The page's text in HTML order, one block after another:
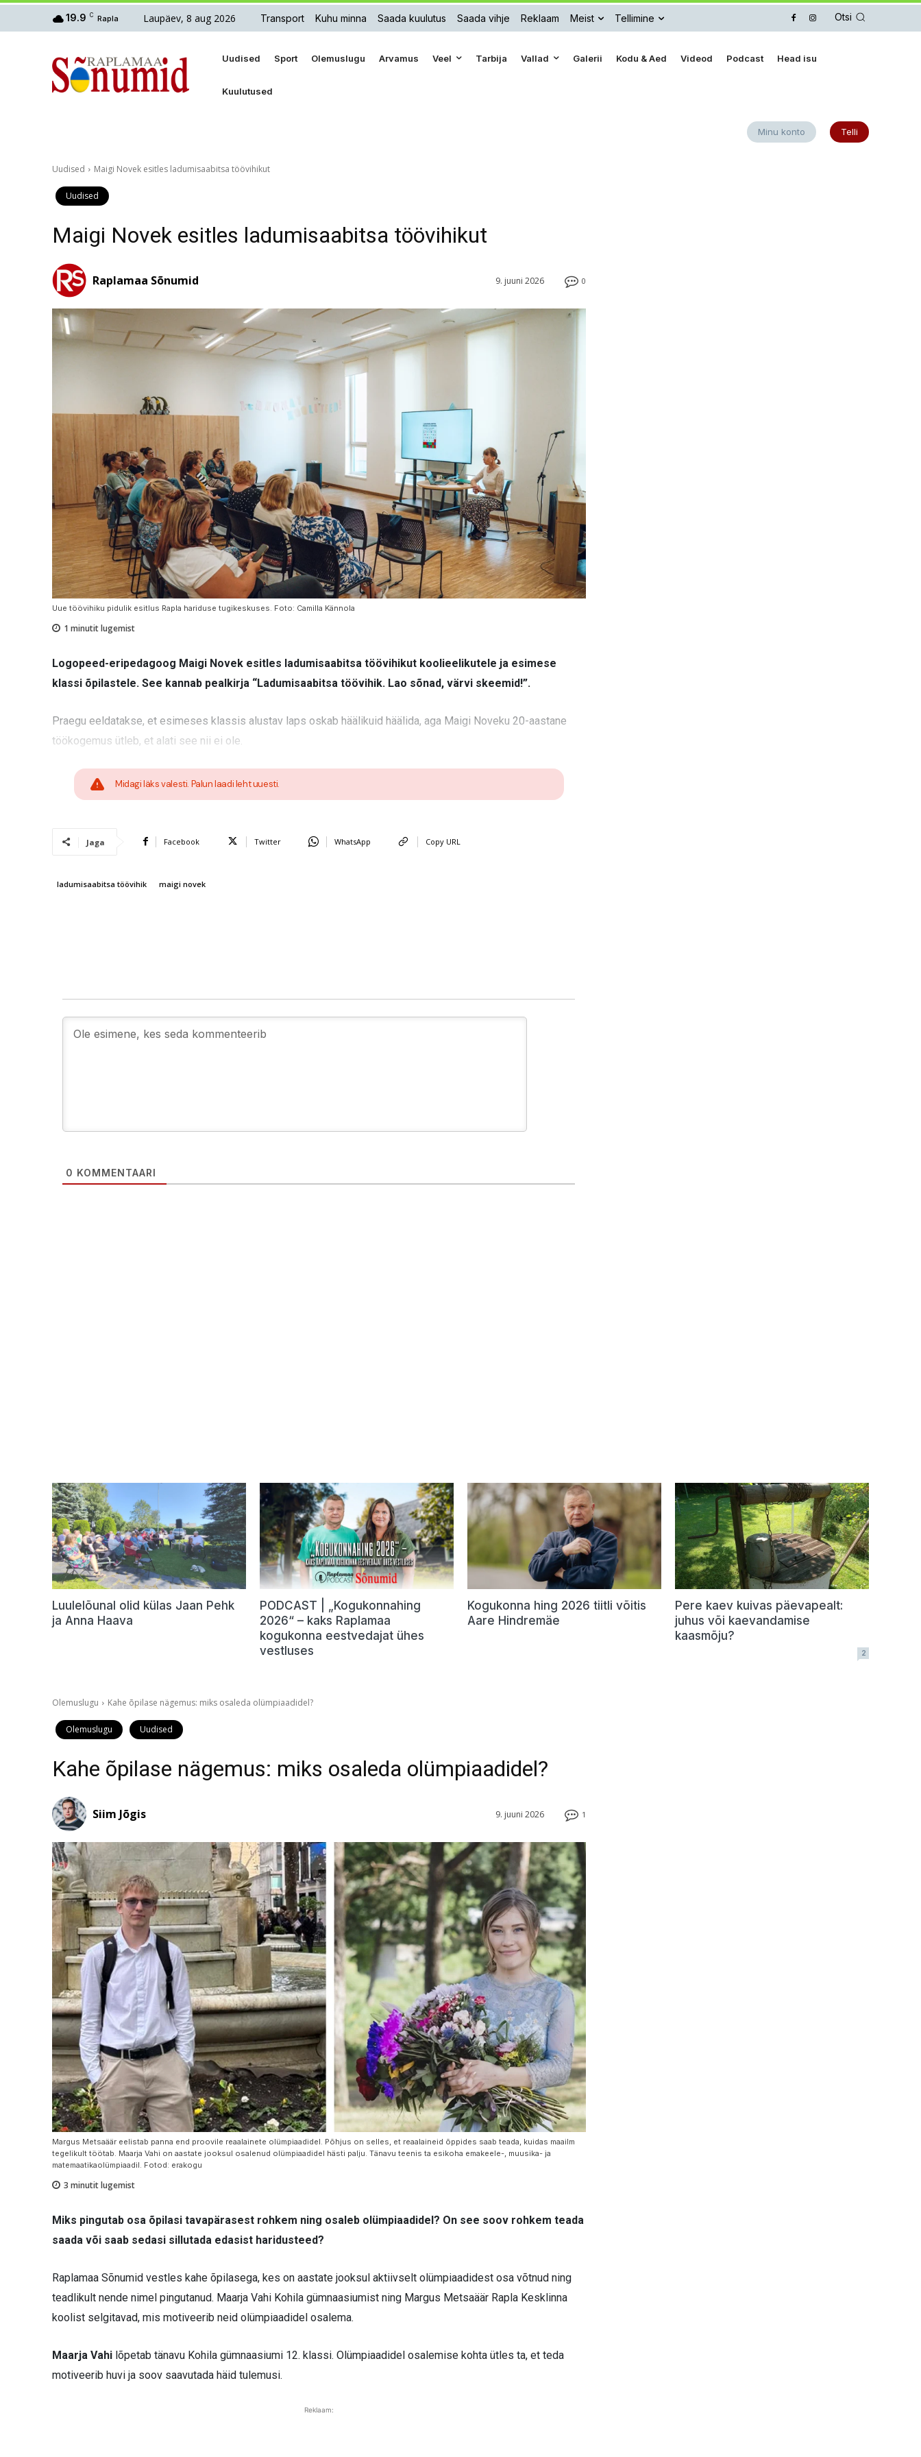
19.9 C Rapla Laupäev, 8 aug 2026 Transport Kuhu minna Saada kuulutus Saada vihje Reklaam Meist Tellimine Otsi
Uudised Sport Olemuslugu Arvamus Veel Tarbija Vallad Galerii Kodu & Aed Videod Podcast Head isu
Kuulutused
Minu konto Telli
Uudised Maigi Novek esitles ladumisaabitsa töövihikut
Uudised
Maigi Novek esitles ladumisaabitsa töövihikut
0
9. juuni 2026
Raplamaa Sõnumid
Uue töövihiku pidulik esitlus Rapla hariduse tugikeskuses. Foto: Camilla Kännola
1 minutit lugemist
Logopeed-eripedagoog Maigi Novek esitles ladumisaabitsa töövihikut koolieelikutele ja esimese
klassi õpilastele. See kannab pealkirja “Ladumisaabitsa töövihik. Lao sõnad, värvi skeemid!”.
Praegu eeldatakse, et esimeses klassis alustav laps oskab häälikuid häälida, aga Maigi Noveku 20-aastane
töökogemus ütleb, et alati see nii ei ole.
Midagi läks valesti. Palun laadi leht uuesti.
Jaga Facebook Twitter WhatsApp Copy URL
ladumisaabitsa töövihik maigi novek
0 KOMMENTAARI
Luulelõunal olid külas Jaan Pehk
ja Anna Haava
PODCAST | „Kogukonnahing
2026“ – kaks Raplamaa
kogukonna eestvedajat ühes
vestluses
Kogukonna hing 2026 tiitli võitis
Aare Hindremäe
Pere kaev kuivas päevapealt:
juhus või kaevandamise
kaasmõju?
2